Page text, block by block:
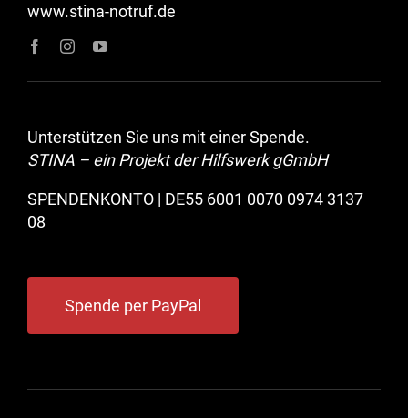
www.stina-notruf.de
Unterstützen Sie uns mit einer Spende.
STINA – ein Projekt der Hilfswerk gGmbH
SPENDENKONTO | DE55 6001 0070 0974 3137
08
Spende per PayPal